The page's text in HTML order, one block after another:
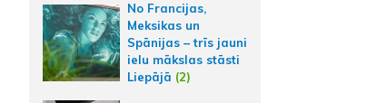
No Francijas,
Meksikas un
Spānijas – trīs jauni
ielu mākslas stāsti
Liepājā (2)